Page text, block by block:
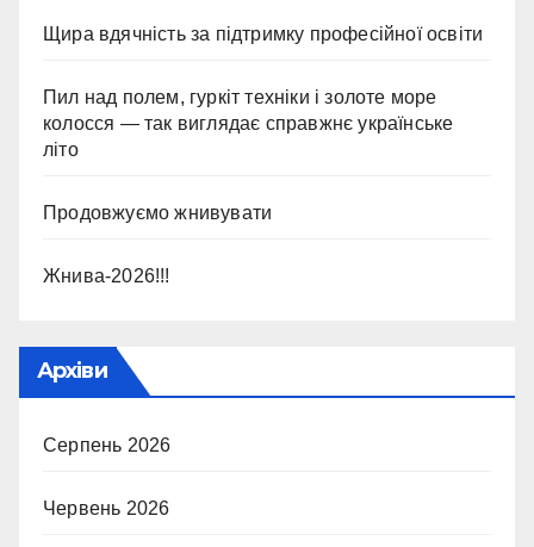
Щира вдячність за підтримку професійної освіти
Пил над полем, гуркіт техніки і золоте море
колосся — так виглядає справжнє українське
літо
Продовжуємо жнивувати
Жнива-2026!!!
Архіви
Серпень 2026
Червень 2026